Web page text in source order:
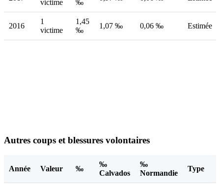
victime ‰
2016
1
victime
1,45
‰
1,07 ‰ 0,06 ‰ Estimée
Autres coups et blessures volontaires
Année Valeur ‰
‰
Calvados
‰
Normandie
Type